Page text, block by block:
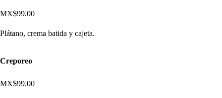
MX$99.00
Plátano, crema batida y cajeta.
Creporeo
MX$99.00